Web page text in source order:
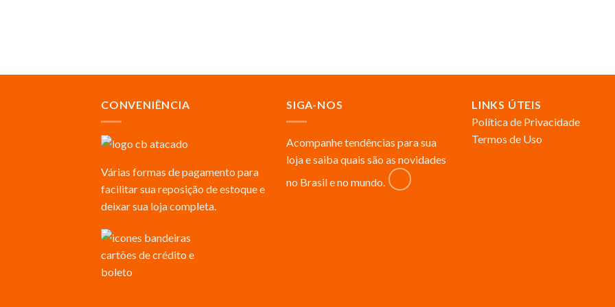
CONVENIÊNCIA
Várias formas de pagamento para
facilitar sua reposição de estoque e
deixar sua loja completa.
SIGA-NOS
Acompanhe tendências para sua
loja e saiba quais são as novidades
no Brasil e no mundo.
LINKS ÚTEIS
Política de Privacidade
Termos de Uso